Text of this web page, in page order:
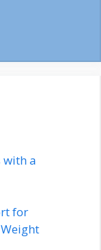
with a
for